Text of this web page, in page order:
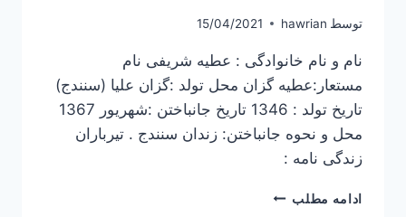
توسط hawrian
15/04/2021
نام و نام خانوادگی : عطیه شریفی نام
مستعار:عطیه گزان محل تولد :گزان علیا (سنندج)
تاریخ تولد : 1346 تاریخ جانباختن :شهریور 1367
محل و نحوه جانباختن: زندان سنندج . تیرباران
زندگی نامه :
ادامه مطلب عطیه